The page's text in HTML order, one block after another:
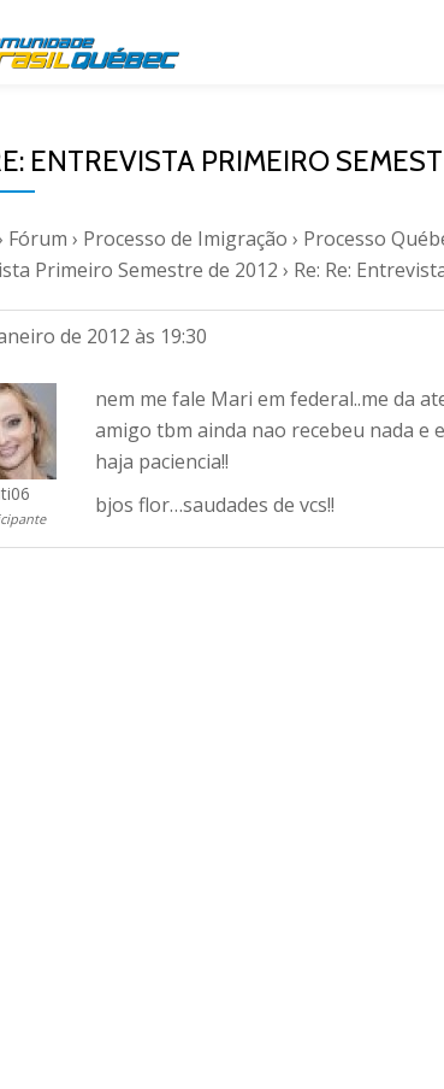
ENTREVISTA PRIMEIRO
Fórum › Processo de Imigração › Processo
Primeiro Semestre de 2012 › Re: Re:
de 2012 às 19:30
nem me fale Mari em federal..me da
amigo tbm ainda nao recebeu nada e
haja paciencia!!
bjos flor…saudades de vcs!!